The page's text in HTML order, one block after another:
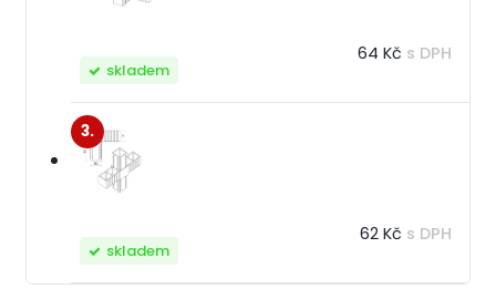
skladem
64 Kč s DPH
3.
skladem
62 Kč s DPH